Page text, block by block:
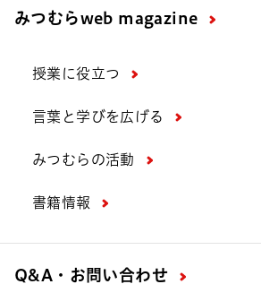
みつむらweb magazine
授業に役立つ
言葉と学びを広げる
みつむらの活動
書籍情報
Q&A・お問い合わせ